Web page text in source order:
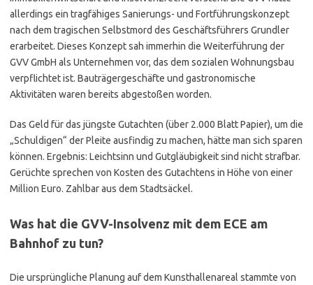
allerdings ein tragfähiges Sanierungs- und Fortführungskonzept
nach dem tragischen Selbstmord des Geschäftsführers Grundler
erarbeitet. Dieses Konzept sah immerhin die Weiterführung der
GVV GmbH als Unternehmen vor, das dem sozialen Wohnungsbau
verpflichtet ist. Bauträgergeschäfte und gastronomische
Aktivitäten waren bereits abgestoßen worden.
Das Geld für das jüngste Gutachten (über 2.000 Blatt Papier), um die
„Schuldigen“ der Pleite ausfindig zu machen, hätte man sich sparen
können. Ergebnis: Leichtsinn und Gutgläubigkeit sind nicht strafbar.
Gerüchte sprechen von Kosten des Gutachtens in Höhe von einer
Million Euro. Zahlbar aus dem Stadtsäckel.
Was hat die GVV-Insolvenz mit dem ECE am
Bahnhof zu tun?
Die ursprüngliche Planung auf dem Kunsthallenareal stammte von